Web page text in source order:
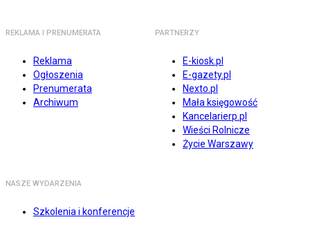
REKLAMA I PRENUMERATA
Reklama
Ogłoszenia
Prenumerata
Archiwum
PARTNERZY
E-kiosk.pl
E-gazety.pl
Nexto.pl
Mała księgowość
Kancelarierp.pl
Wieści Rolnicze
Życie Warszawy
NASZE WYDARZENIA
Szkolenia i konferencje